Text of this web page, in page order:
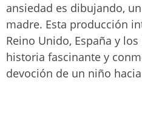
ansiedad es dibujando,
madre. Esta producción
Reino Unido, España y
historia fascinante y
devoción de un niño